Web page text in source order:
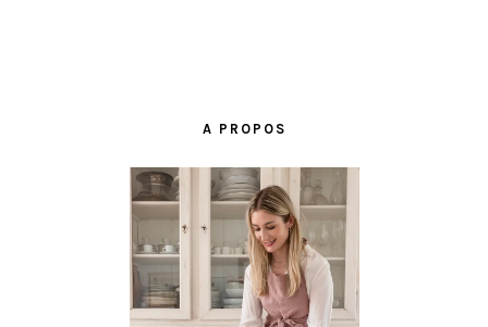
A PROPOS